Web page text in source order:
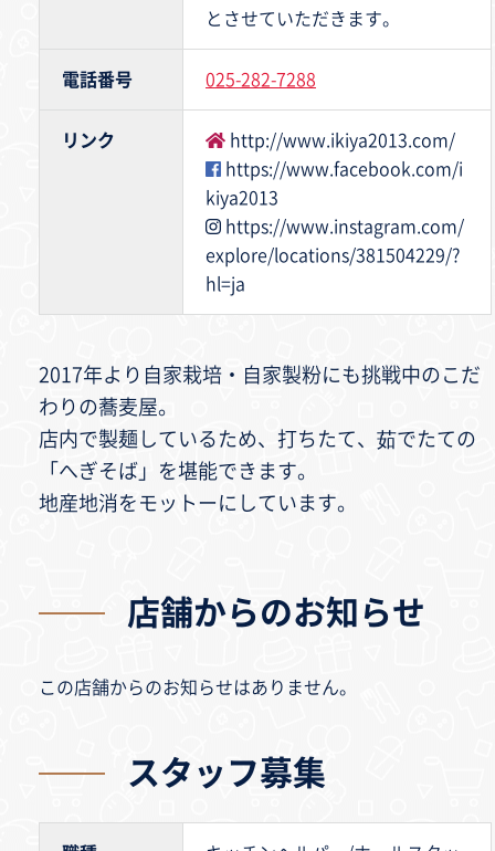
とさせていただきます。
電話番号 025-282-7288
リンク
http://www.ikiya2013.com/
https://www.facebook.com/i
kiya2013
https://www.instagram.com/
explore/locations/381504229/?
hl=ja
2017年より自家栽培・自家製粉にも挑戦中のこだ
わりの蕎麦屋。
店内で製麺しているため、打ちたて、茹でたての
「へぎそば」を堪能できます。
地産地消をモットーにしています。
店舗からのお知らせ
この店舗からのお知らせはありません。
スタッフ募集